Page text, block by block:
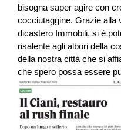
bisogna saper agire con
cocciutaggine. Grazie alla
dicastero Immobili, si è
risalente agli albori della
della nostra città che si
che spero possa essere